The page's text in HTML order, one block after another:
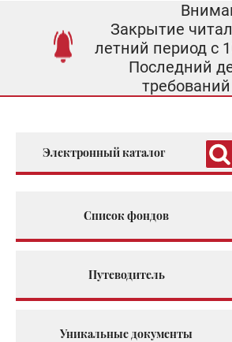
Закрытие
летний период с
Последний
Электронный каталог
Список фондов
Путеводитель
Уникальные документы